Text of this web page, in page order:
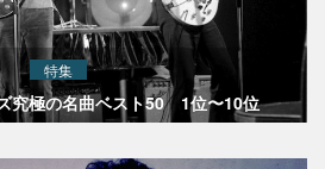
特集
究極の名曲ベスト50 1位〜10位